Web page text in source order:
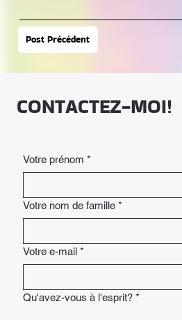
Post Précédent
CONTACTEZ-MOI!
Votre prénom *
Votre nom de famille *
Votre e-mail *
Qu'avez-vous à l'esprit? *